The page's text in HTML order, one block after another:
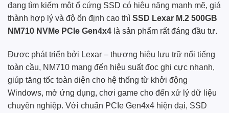
đang tìm kiếm một ổ cứng SSD có hiệu năng mạnh mẽ, giá
thành hợp lý và độ ổn định cao thì SSD Lexar M.2 500GB
NM710 NVMe PCIe Gen4x4 là sản phẩm rất đáng đầu tư.
Được phát triển bởi Lexar – thương hiệu lưu trữ nổi tiếng
toàn cầu, NM710 mang đến hiệu suất đọc ghi cực nhanh,
giúp tăng tốc toàn diện cho hệ thống từ khởi động
Windows, mở ứng dụng, chơi game cho đến xử lý dữ liệu
chuyên nghiệp. Với chuẩn PCIe Gen4x4 hiện đại, SSD